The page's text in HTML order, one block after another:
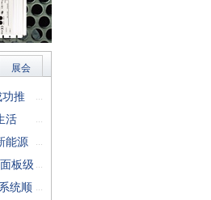
展会
...
推
品扩展...
活
...
能源
...
板级
激光应...
统顺